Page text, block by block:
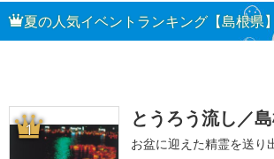
夏の人気イベントランキング【島根県】
1 とうろう流し／
お盆に迎えた精霊を送り